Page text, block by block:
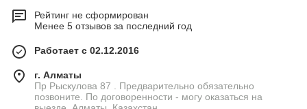
Рейтинг не сформирован
Менее 5 отзывов за последний год
Работает с 02.12.2016
г. Алматы
Пр Рыскулова 87 . Предварительно обязательно
позвоните. По договоренности - могу оказаться на